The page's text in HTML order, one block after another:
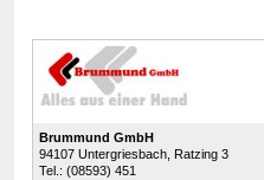
Brummund GmbH
94107 Untergriesbach, Ratzing 3
Tel.: (08593) 451